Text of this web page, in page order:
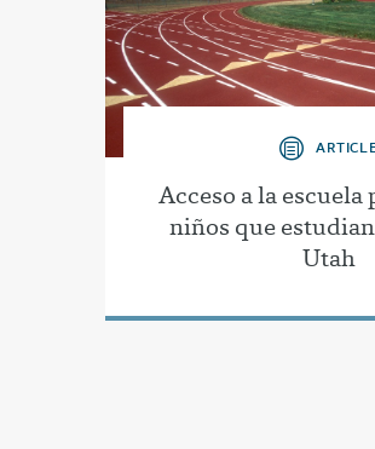
Acceso a la escuela
niños que
Utah